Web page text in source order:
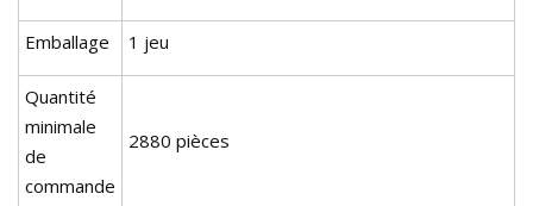
Emballage 1 jeu
Quantité
minimale
de
commande
2880 pièces